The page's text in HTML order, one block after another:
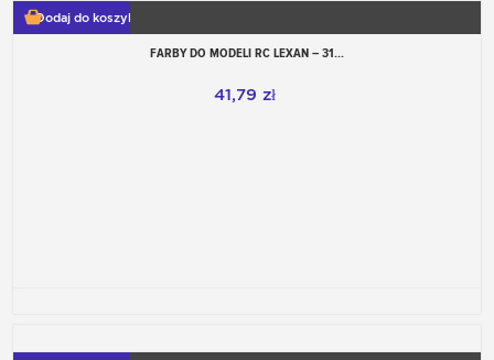
Dodaj do koszyka
FARBY DO MODELI RC LEXAN – 31...
41,79 zł